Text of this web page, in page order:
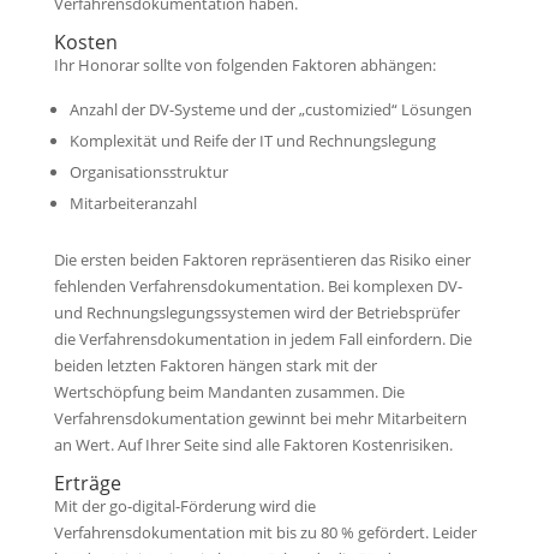
Kosten
Ihr Honorar sollte von folgenden Faktoren abhängen:
Anzahl der DV-Systeme und der „customizied“ Lösungen
Komplexität und Reife der IT und Rechnungslegung
Organisationsstruktur
Mitarbeiteranzahl
Die ersten beiden Faktoren repräsentieren das Risiko einer
fehlenden Verfahrensdokumentation. Bei komplexen DV-
und Rechnungslegungssystemen wird der Betriebsprüfer
die Verfahrensdokumentation in jedem Fall einfordern. Die
beiden letzten Faktoren hängen stark mit der
Wertschöpfung beim Mandanten zusammen. Die
Verfahrensdokumentation gewinnt bei mehr Mitarbeitern
an Wert. Auf Ihrer Seite sind alle Faktoren Kostenrisiken.
Erträge
Mit der go-digital-Förderung wird die
Verfahrensdokumentation mit bis zu 80 % gefördert. Leider